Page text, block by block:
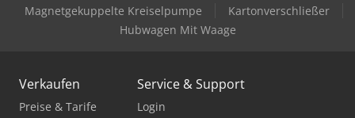
Magnetgekuppelte Kreiselpumpe
Kartonverschließer
Hubwagen Mit Waage
Verkaufen
Preise & Tarife
Service & Support
Login